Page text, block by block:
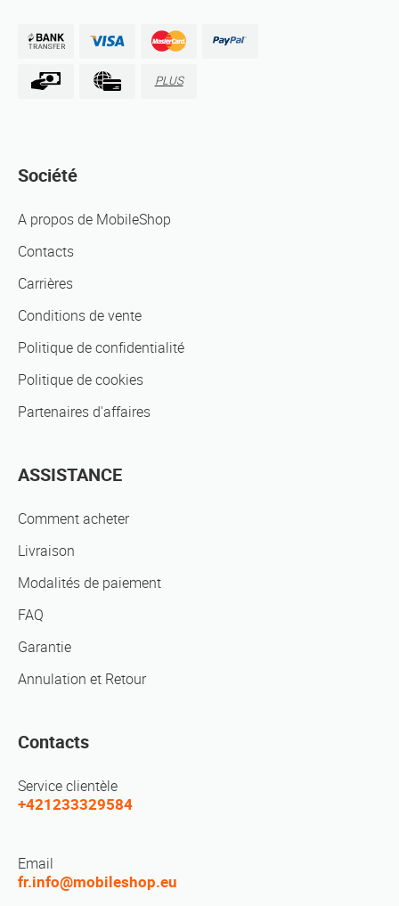
PLUS
Société
A propos de MobileShop
Contacts
Carrières
Conditions de vente
Politique de confidentialité
Politique de cookies
Partenaires d'affaires
ASSISTANCE
Comment acheter
Livraison
Modalités de paiement
FAQ
Garantie
Annulation et Retour
Contacts
Service clientèle
+421233329584
Email
fr.info@mobileshop.eu